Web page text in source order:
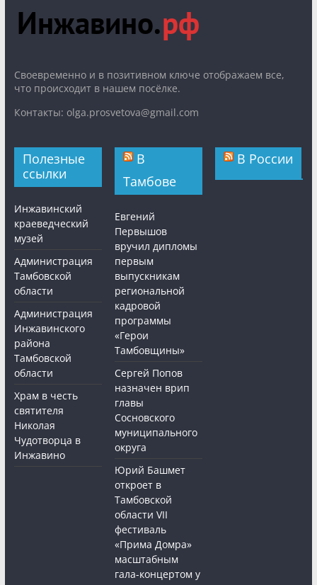
Cвоевременно и в позитивном ключе отображаем все,
что происходит в нашем посёлке.
Контакты: olga.prosvetova@gmail.com
Полезные
ссылки
Инжавинский
краеведческий
музей
Администрация
Тамбовской
области
Администрация
Инжавинского
района
Тамбовской
области
Храм в честь
святителя
Николая
Чудотворца в
Инжавино
В
Тамбове
Евгений
Первышов
вручил дипломы
первым
выпускникам
региональной
кадровой
программы
«Герои
Тамбовщины»
Сергей Попов
назначен врип
главы
Сосновского
муниципального
округа
Юрий Башмет
откроет в
Тамбовской
области VII
фестиваль
«Прима Домра»
масштабным
гала-концертом у
В России